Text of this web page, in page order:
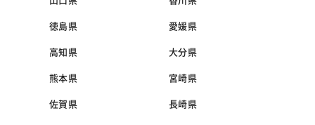
徳島県 愛媛県
高知県 大分県
熊本県 宮崎県
佐賀県 長崎県